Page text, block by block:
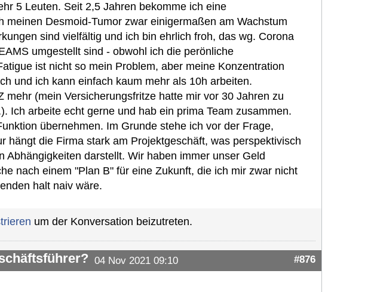
5 Leuten. Seit 2,5 Jahren bekomme ich eine
meinen Desmoid-Tumor zwar einigermaßen am Wachstum
sind vielfältig und ich bin ehrlich froh, das wg. Corona
umgestellt sind - obwohl ich die perönliche
ist nicht so mein Problem, aber meine Konzentration
und ich kann einfach kaum mehr als 10h arbeiten.
mehr (mein Versicherungsfritze hatte mir vor 30 Jahren zu
Ich arbeite echt gerne und hab ein prima Team zusammen.
übernehmen. Im Grunde stehe ich vor der Frage,
hängt die Firma stark am Projektgeschäft, was perspektivisch
Abhängigkeiten darstellt. Wir haben immer unser Geld
nach einem "Plan B" für eine Zukunft, die ich mir zwar nicht
halt naiv wäre.
um der Konversation beizutreten.
04 Nov 2021 09:10 #876